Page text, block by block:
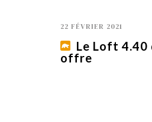
22 FÉVRIER 2021
Le Loft 4.40
offre